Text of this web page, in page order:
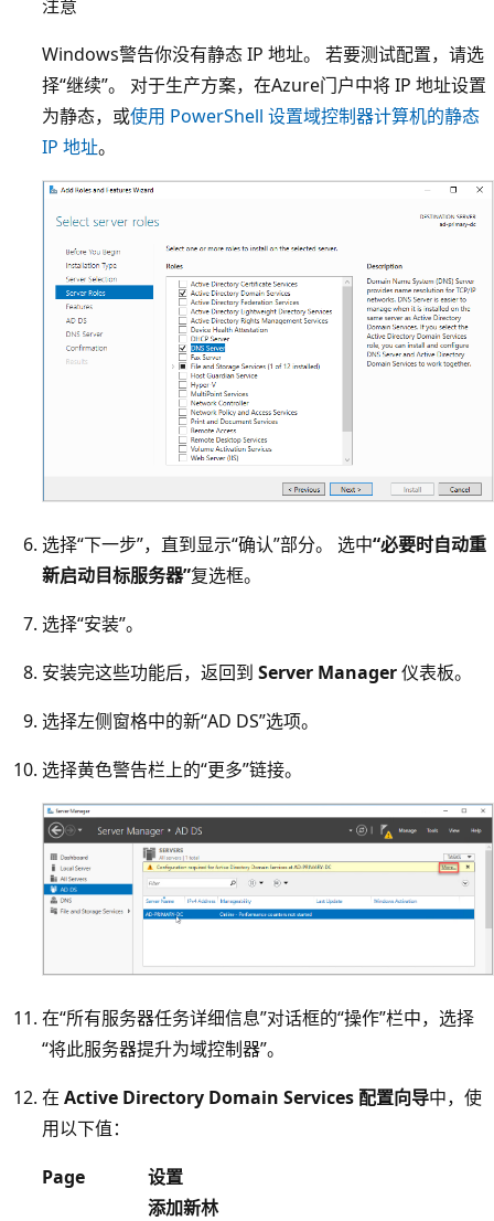
注意
Windows警告你没有静态 IP 地址。 若要测试配置，请选
择“继续”。
对于生产方案，在Azure门户中将 IP 地址设置
为静态，或使用 PowerShell 设置域控制器计算机的静态
IP 地址。
选择“下一步”，直到显示“确认”部分。 选中“必要时自动重
新启动目标服务器”复选框。
选择“安装”。
安装完这些功能后，返回到 Server Manager仪表板。
选择左侧窗格中的新“AD DS”选项。
选择黄色警告栏上的“更多”链接。
在“所有服务器任务详细信息”对话框的“操作”栏中，选择
“将此服务器提升为域控制器”。
在 Active Directory Domain Services 配置向导中，使
用以下值：
Page
设置
添加新林